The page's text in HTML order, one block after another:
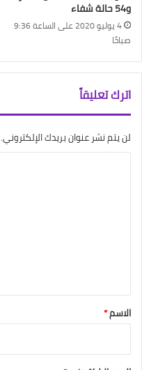
و54 حالة شفاء
4 يوليو 2020 على الساعة 9:36
صباحًا
اترك تعليقاً
لن يتم نشر عنوان بريدك الإلكتروني.
*
الاسم*